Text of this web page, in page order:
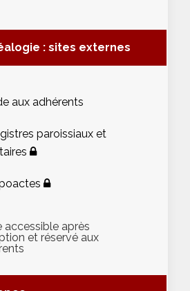
: sites externes
aux adhérents
paroissiaux et
accessible après
et réservé aux